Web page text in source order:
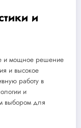
и
и мощное решение
и высокое
работу в
и
выбором для